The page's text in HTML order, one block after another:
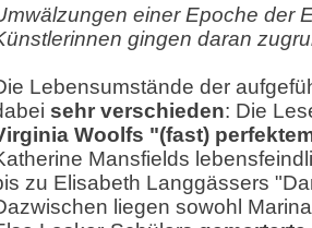
einer Epoche der
gingen daran
Lebensumstände der
sehr verschieden: Die
Woolfs "(fast)
Mansfields
zu Elisabeth Langgässers
liegen sowohl